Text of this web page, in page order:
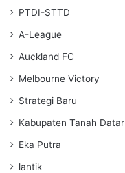
PTDI-STTD
A-League
Auckland FC
Melbourne Victory
Strategi Baru
Kabupaten Tanah Datar
Eka Putra
lantik